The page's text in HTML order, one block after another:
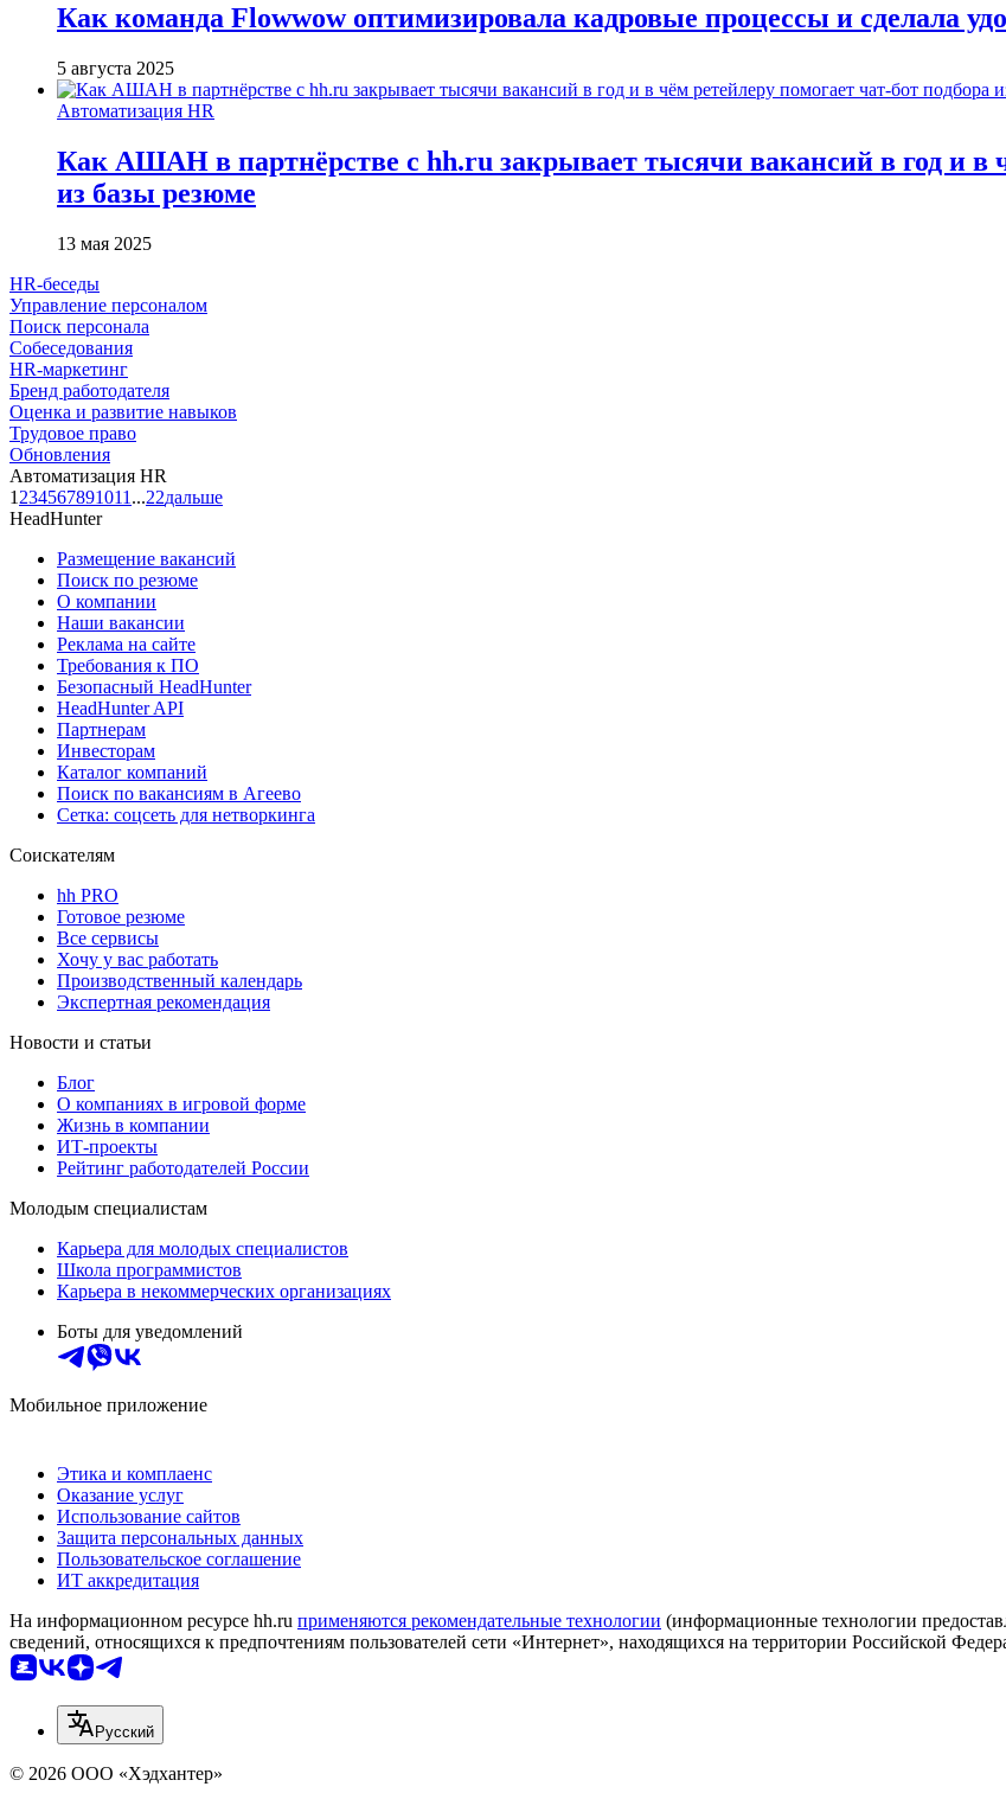
Как команда Flowwow оптимизировала кадровые процессы и сделала
5 августа 2025
Автоматизация HR
Как АШАН в партнёрстве с hh.ru закрывает тысячи вакансий в год и в
из базы резюме
13 мая 2025
HR-беседы
Управление персоналом
Поиск персонала
Собеседования
HR-маркетинг
Бренд работодателя
Оценка и развитие навыков
Трудовое право
Обновления
Автоматизация HR
1 234567891011 ...22дальше
HeadHunter
Размещение вакансий
Поиск по резюме
О компании
Наши вакансии
Реклама на сайте
Требования к ПО
Безопасный HeadHunter
HeadHunter API
Партнерам
Инвесторам
Каталог компаний
Поиск по вакансиям в Агеево
Сетка: соцсеть для нетворкинга
Соискателям
hh PRO
Готовое резюме
Все сервисы
Хочу у вас работать
Производственный календарь
Экспертная рекомендация
Новости и статьи
Блог
О компаниях в игровой форме
Жизнь в компании
ИТ-проекты
Рейтинг работодателей России
Молодым специалистам
Карьера для молодых специалистов
Школа программистов
Карьера в некоммерческих организациях
Боты для уведомлений
Мобильное приложение
Этика и комплаенс
Оказание услуг
Использование сайтов
Защита персональных данных
Пользовательское соглашение
ИТ аккредитация
На информационном ресурсе hh.ru применяются рекомендательные технологии (информационные технологии
сведений, относящихся к предпочтениям пользователей сети «Интернет», находящихся на территории Российской
Русский
© 2026 ООО «Хэдхантер»